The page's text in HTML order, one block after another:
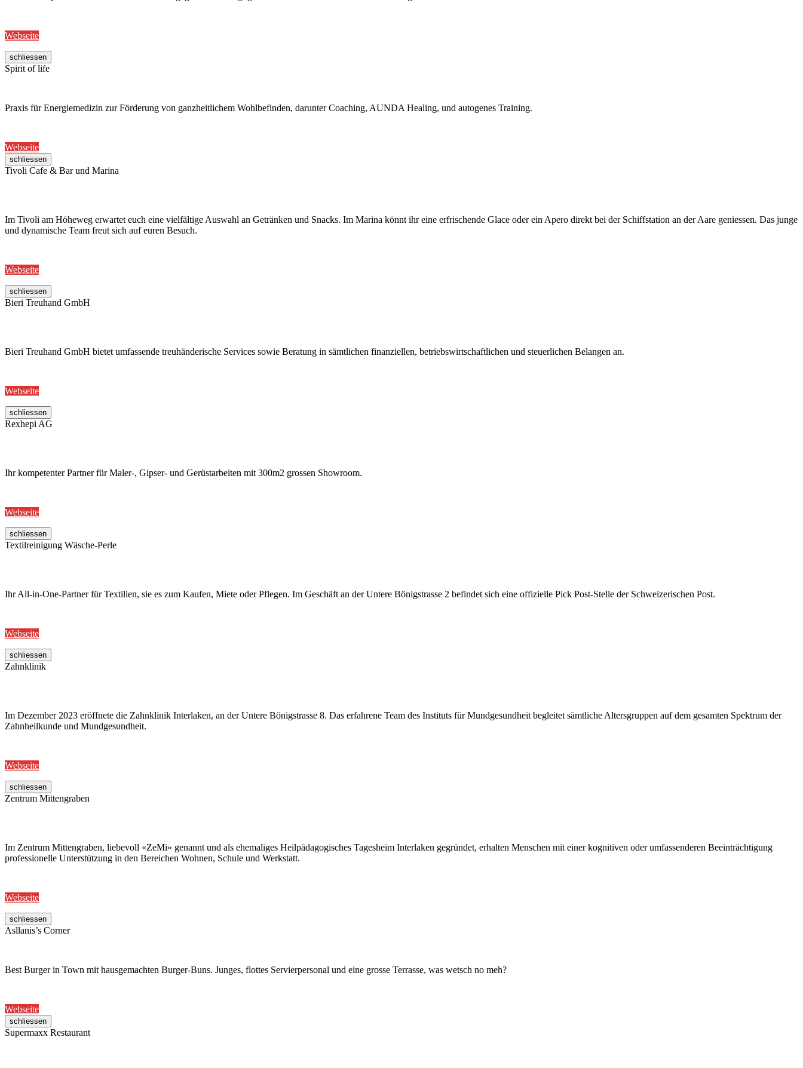
Webseite
schliessen
Spirit of life
Praxis für Energiemedizin zur Förderung von ganzheitlichem Wohlbefinden, darunter Coaching, AUNDA Healing, und autogenes Training.
Webseite
schliessen
Tivoli Cafe & Bar und Marina
Im Tivoli am Höheweg erwartet euch eine vielfältige Auswahl an Getränken und Snacks. Im Marina könnt ihr eine erfrischende Glace oder ein Apero direkt bei der Schiffstation an der Aare geniessen. Das junge
und dynamische Team freut sich auf euren Besuch.
Webseite
schliessen
Bieri Treuhand GmbH
Bieri Treuhand GmbH bietet umfassende treuhänderische Services sowie Beratung in sämtlichen finanziellen, betriebswirtschaftlichen und steuerlichen Belangen an.
Webseite
schliessen
Rexhepi AG
Ihr kompetenter Partner für Maler-, Gipser- und Gerüstarbeiten mit 300m2 grossen Showroom.
Webseite
schliessen
Textilreinigung Wäsche-Perle
Ihr All-in-One-Partner für Textilien, sie es zum Kaufen, Miete oder Pflegen. Im Geschäft an der Untere Bönigstrasse 2 befindet sich eine offizielle Pick Post-Stelle der Schweizerischen Post.
Webseite
schliessen
Zahnklinik
Im Dezember 2023 eröffnete die Zahnklinik Interlaken, an der Untere Bönigstrasse 8. Das erfahrene Team des Instituts für Mundgesundheit begleitet sämtliche Altersgruppen auf dem gesamten Spektrum der
Zahnheilkunde und Mundgesundheit.
Webseite
schliessen
Zentrum Mittengraben
Im Zentrum Mittengraben, liebevoll «ZeMi» genannt und als ehemaliges Heilpädagogisches Tagesheim Interlaken gegründet, erhalten Menschen mit einer kognitiven oder umfassenderen Beeinträchtigung
professionelle Unterstützung in den Bereichen Wohnen, Schule und Werkstatt.
Webseite
schliessen
Asllanis’s Corner
Best Burger in Town mit hausgemachten Burger-Buns. Junges, flottes Servierpersonal und eine grosse Terrasse, was wetsch no meh?
Webseite
schliessen
Supermaxx Restaurant